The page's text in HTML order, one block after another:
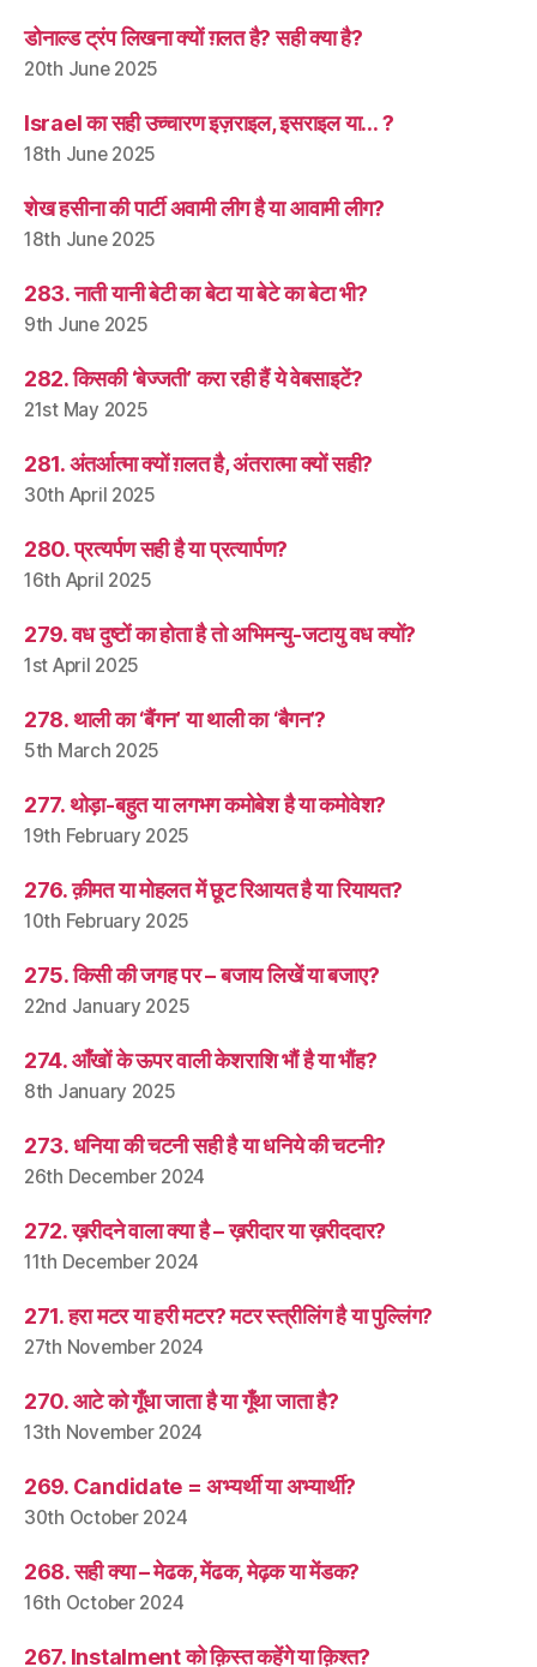
डोनाल्ड ट्रंप लिखना क्यों ग़लत है? सही क्या है?
20th June 2025
Israel का सही उच्चारण इज़राइल, इसराइल या… ?
18th June 2025
शेख हसीना की पार्टी अवामी लीग है या आवामी लीग?
18th June 2025
283. नाती यानी बेटी का बेटा या बेटे का बेटा भी?
9th June 2025
282. किसकी ‘बेज्जती’ करा रही हैं ये वेबसाइटें?
21st May 2025
281. अंतर्आत्मा क्यों ग़लत है, अंतरात्मा क्यों सही?
30th April 2025
280. प्रत्यर्पण सही है या प्रत्यार्पण?
16th April 2025
279. वध दुष्टों का होता है तो अभिमन्यु-जटायु वध क्यों?
1st April 2025
278. थाली का ‘बैंगन’ या थाली का ‘बैगन’?
5th March 2025
277. थोड़ा-बहुत या लगभग कमोबेश है या कमोवेश?
19th February 2025
276. क़ीमत या मोहलत में छूट रिआयत है या रियायत?
10th February 2025
275. किसी की जगह पर – बजाय लिखें या बजाए?
22nd January 2025
274. आँखों के ऊपर वाली केशराशि भौं है या भौंह?
8th January 2025
273. धनिया की चटनी सही है या धनिये की चटनी?
26th December 2024
272. ख़रीदने वाला क्या है – ख़रीदार या ख़रीददार?
11th December 2024
271. हरा मटर या हरी मटर? मटर स्त्रीलिंग है या पुल्लिंग?
27th November 2024
270. आटे को गूँधा जाता है या गूँथा जाता है?
13th November 2024
269. Candidate = अभ्यर्थी या अभ्यार्थी?
30th October 2024
268. सही क्या – मेढक, मेंढक, मेढ़क या मेंडक?
16th October 2024
267. Instalment को क़िस्त कहेंगे या क़िश्त?